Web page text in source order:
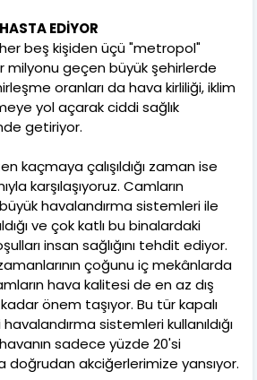
EDİYOR
beş kişiden üçü "metropol"
milyonu geçen büyük şehirlerde
oranları da hava kirliliği, iklim
yol açarak ciddi sağlık
getiriyor.
kaçmaya çalışıldığı zaman ise
karşılaşıyoruz. Camların
büyük havalandırma sistemleri ile
ve çok katlı bu binalardaki
insan sağlığını tehdit ediyor.
çoğunu iç mekânlarda
hava kalitesi de en az dış
önem taşıyor. Bu tür kapalı
sistemleri kullanıldığı
sadece yüzde 20'si
doğrudan akciğerlerimize yansıyor.